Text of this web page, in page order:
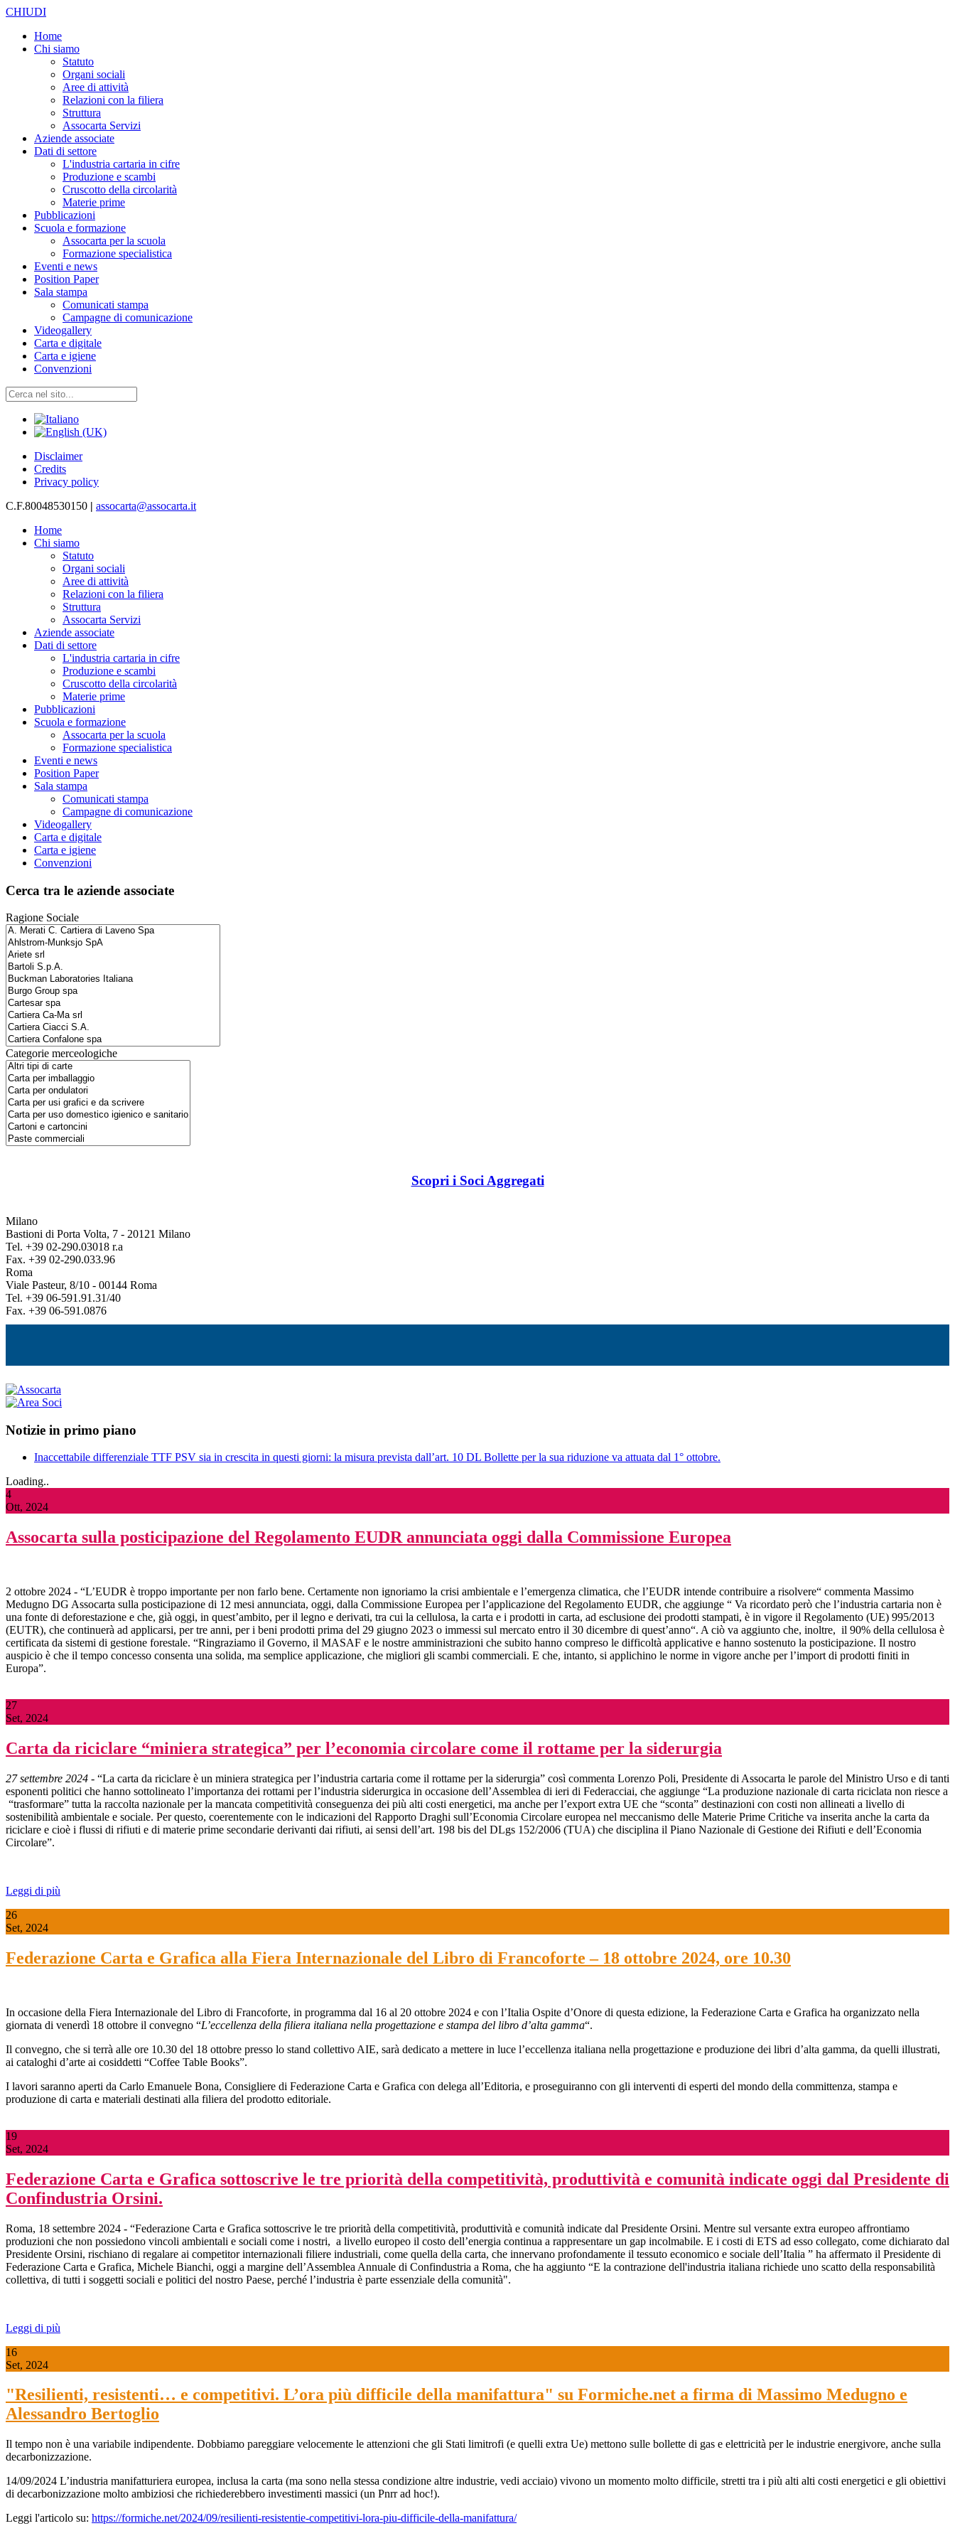
CHIUDI
Home
Chi siamo
Statuto
Organi sociali
Aree di attività
Relazioni con la filiera
Struttura
Assocarta Servizi
Aziende associate
Dati di settore
L'industria cartaria in cifre
Produzione e scambi
Cruscotto della circolarità
Materie prime
Pubblicazioni
Scuola e formazione
Assocarta per la scuola
Formazione specialistica
Eventi e news
Position Paper
Sala stampa
Comunicati stampa
Campagne di comunicazione
Videogallery
Carta e digitale
Carta e igiene
Convenzioni
Disclaimer
Credits
Privacy policy
C.F.80048530150 | assocarta@assocarta.it
Home
Chi siamo
Statuto
Organi sociali
Aree di attività
Relazioni con la filiera
Struttura
Assocarta Servizi
Aziende associate
Dati di settore
L'industria cartaria in cifre
Produzione e scambi
Cruscotto della circolarità
Materie prime
Pubblicazioni
Scuola e formazione
Assocarta per la scuola
Formazione specialistica
Eventi e news
Position Paper
Sala stampa
Comunicati stampa
Campagne di comunicazione
Videogallery
Carta e digitale
Carta e igiene
Convenzioni
Cerca tra le aziende associate
Ragione Sociale
Categorie merceologiche
Scopri i Soci Aggregati
Milano
Bastioni di Porta Volta, 7 - 20121 Milano
Tel. +39 02-290.03018 r.a
Fax. +39 02-290.033.96
Roma
Viale Pasteur, 8/10 - 00144 Roma
Tel. +39 06-591.91.31/40
Fax. +39 06-591.0876
Notizie in primo piano
Inaccettabile differenziale TTF PSV sia in crescita in questi giorni: la misura prevista dall’art. 10 DL Bollette per la sua riduzione va attuata dal 1° ottobre.
Loading..
4
Ott, 2024
Assocarta sulla posticipazione del Regolamento EUDR annunciata oggi dalla Commissione Europea
2 ottobre 2024 - “L’EUDR è troppo importante per non farlo bene. Certamente non ignoriamo la crisi ambientale e l’emergenza climatica, che l’EUDR intende contribuire a risolvere“ commenta Massimo
Medugno DG Assocarta sulla posticipazione di 12 mesi annunciata, oggi, dalla Commissione Europea per l’applicazione del Regolamento EUDR, che aggiunge “ Va ricordato però che l’industria cartaria non è
una fonte di deforestazione e che, già oggi, in quest’ambito, per il legno e derivati, tra cui la cellulosa, la carta e i prodotti in carta, ad esclusione dei prodotti stampati, è in vigore il Regolamento (UE) 995/2013
(EUTR), che continuerà ad applicarsi, per tre anni, per i beni prodotti prima del 29 giugno 2023 o immessi sul mercato entro il 30 dicembre di quest’anno“. A ciò va aggiunto che, inoltre, il 90% della cellulosa è
certificata da sistemi di gestione forestale. “Ringraziamo il Governo, il MASAF e le nostre amministrazioni che subito hanno compreso le difficoltà applicative e hanno sostenuto la posticipazione. Il nostro
auspicio è che il tempo concesso consenta una solida, ma semplice applicazione, che migliori gli scambi commerciali. E che, intanto, si applichino le norme in vigore anche per l’import di prodotti finiti in
Europa”.
27
Set, 2024
Carta da riciclare “miniera strategica” per l’economia circolare come il rottame per la siderurgia
27 settembre 2024 - “La carta da riciclare è un miniera strategica per l’industria cartaria come il rottame per la siderurgia” così commenta Lorenzo Poli, Presidente di Assocarta le parole del Ministro Urso e di tanti
esponenti politici che hanno sottolineato l’importanza dei rottami per l’industria siderurgica in occasione dell’Assemblea di ieri di Federacciai, che aggiunge “La produzione nazionale di carta riciclata non riesce a
“trasformare” tutta la raccolta nazionale per la mancata competitività conseguenza dei più alti costi energetici, ma anche per l’export extra UE che “sconta” destinazioni con costi non allineati a livello di
sostenibilità ambientale e sociale. Per questo, coerentemente con le indicazioni del Rapporto Draghi sull’Economia Circolare europea nel meccanismo delle Materie Prime Critiche va inserita anche la carta da
riciclare e cioè i flussi di rifiuti e di materie prime secondarie derivanti dai rifiuti, ai sensi dell’art. 198 bis del DLgs 152/2006 (TUA) che disciplina il Piano Nazionale di Gestione dei Rifiuti e dell’Economia
Circolare”.
Leggi di più
26
Set, 2024
Federazione Carta e Grafica alla Fiera Internazionale del Libro di Francoforte – 18 ottobre 2024, ore 10.30
In occasione della Fiera Internazionale del Libro di Francoforte, in programma dal 16 al 20 ottobre 2024 e con l’Italia Ospite d’Onore di questa edizione, la Federazione Carta e Grafica ha organizzato nella
giornata di venerdì 18 ottobre il convegno “L’eccellenza della filiera italiana nella progettazione e stampa del libro d’alta gamma“.
Il convegno, che si terrà alle ore 10.30 del 18 ottobre presso lo stand collettivo AIE, sarà dedicato a mettere in luce l’eccellenza italiana nella progettazione e produzione dei libri d’alta gamma, da quelli illustrati,
ai cataloghi d’arte ai cosiddetti “Coffee Table Books”.
I lavori saranno aperti da Carlo Emanuele Bona, Consigliere di Federazione Carta e Grafica con delega all’Editoria, e proseguiranno con gli interventi di esperti del mondo della committenza, stampa e
produzione di carta e materiali destinati alla filiera del prodotto editoriale.
19
Set, 2024
Federazione Carta e Grafica sottoscrive le tre priorità della competitività, produttività e comunità indicate oggi dal Presidente di
Confindustria Orsini.
Roma, 18 settembre 2024 - “Federazione Carta e Grafica sottoscrive le tre priorità della competitività, produttività e comunità indicate dal Presidente Orsini. Mentre sul versante extra europeo affrontiamo
produzioni che non possiedono vincoli ambientali e sociali come i nostri, a livello europeo il costo dell’energia continua a rappresentare un gap incolmabile. E i costi di ETS ad esso collegato, come dichiarato dal
Presidente Orsini, rischiano di regalare ai competitor internazionali filiere industriali, come quella della carta, che innervano profondamente il tessuto economico e sociale dell’Italia ” ha affermato il Presidente di
Federazione Carta e Grafica, Michele Bianchi, oggi a margine dell’Assemblea Annuale di Confindustria a Roma, che ha aggiunto “E la contrazione dell'industria italiana richiede uno scatto della responsabilità
collettiva, di tutti i soggetti sociali e politici del nostro Paese, perché l’industria è parte essenziale della comunità".
Leggi di più
16
Set, 2024
"Resilienti, resistenti… e competitivi. L’ora più difficile della manifattura" su Formiche.net a firma di Massimo Medugno e
Alessandro Bertoglio
Il tempo non è una variabile indipendente. Dobbiamo pareggiare velocemente le attenzioni che gli Stati limitrofi (e quelli extra Ue) mettono sulle bollette di gas e elettricità per le industrie energivore, anche sulla
decarbonizzazione.
14/09/2024 L’industria manifatturiera europea, inclusa la carta (ma sono nella stessa condizione altre industrie, vedi acciaio) vivono un momento molto difficile, stretti tra i più alti alti costi energetici e gli obiettivi
di decarbonizzazione molto ambiziosi che richiederebbero investimenti massici (un Pnrr ad hoc!).
Leggi l'articolo su: https://formiche.net/2024/09/resilienti-resistentie-competitivi-lora-piu-difficile-della-manifattura/